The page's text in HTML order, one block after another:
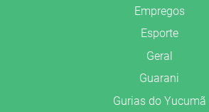
Empregos
Esporte
Geral
Guarani
Gurias do Yucumã